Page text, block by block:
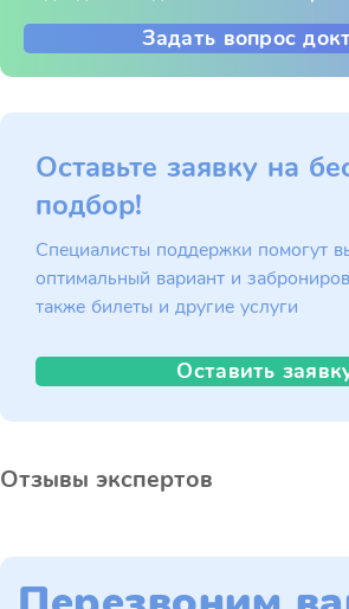
Задать вопрос
Оставьте заявку на
подбор!
Специалисты поддержки помогут
оптимальный вариант и
также билеты и другие услуги
Оставить
Отзывы экспертов